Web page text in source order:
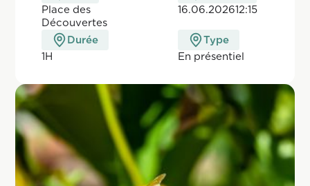
Place des
Découvertes
16.06.202612:15
Durée
1H
Type
En